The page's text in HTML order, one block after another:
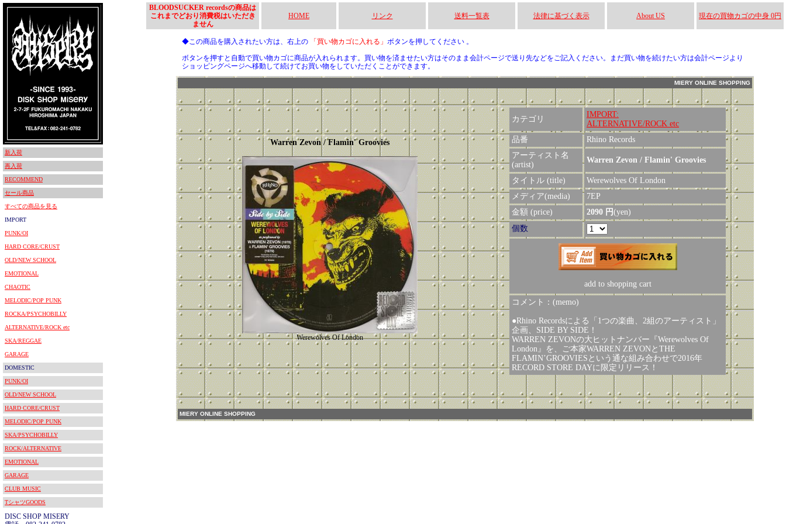
新入荷
再入荷
RECOMMEND
セール商品
すべての商品を見る
IMPORT
PUNK/OI
HARD CORE/CRUST
OLD/NEW SCHOOL
EMOTIONAL
CHAOTIC
MELODIC/POP PUNK
ROCKA/PSYCHOBILLY
ALTERNATIVE/ROCK etc
SKA/REGGAE
GARAGE
DOMESTIC
PUNK/OI
OLD/NEW SCHOOL
HARD CORE/CRUST
MELODIC/POP PUNK
SKA/PSYCHOBILLY
ROCK/ALTERNATIVE
EMOTIONAL
GARAGE
CLUB MUSIC
TシャツGOODS
DISC SHOP MISERY
BLOODSUCKER recordsの商品は
これまでどおり消費税はいただき
ません
HOME リンク 送料一覧表 法律に基づく表示 About US 現在の買物カゴの中身 0円
◆この商品を購入されたい方は、右上の 「買い物カゴに入れる」 ボタンを押してください 。
ボタンを押すと自動で買い物カゴに商品が入れられます。買い物を済ませたい方はそのまま会計ページで送り先などをご記入ください。まだ買い物を続けたい方は会計ページより
ショッピングページへ移動して続けてお買い物をしていただくことができます。
MIERY ONLINE SHOPPING
Warren Zevon / Flamin' Groovies
Werewolves Of London
カテゴリ
IMPORT:
ALTERNATIVE/ROCK etc
品番
Rhino Records
アーティスト名
(artist)
Warren Zevon / Flamin' Groovies
タイトル (title)
Werewolves Of London
メディア(media)
7EP
金額 (price)
2090 円(yen)
個数
add to shopping cart
コメント：(memo)
●Rhino Recordsによる「1つの楽曲、2組のアーティスト」
企画、SIDE BY SIDE！
WARREN ZEVONの大ヒットナンバー『Werewolves Of
London』を、ご本家WARREN ZEVONとTHE
FLAMIN’GROOVIESという通な組み合わせで2016年
RECORD STORE DAYに限定リリース！
MIERY ONLINE SHOPPING